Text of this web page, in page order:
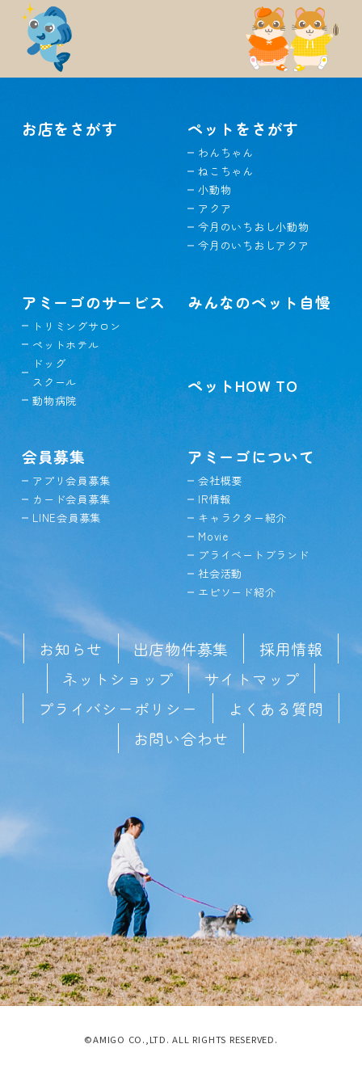
お店をさがす ペットをさがす
わんちゃん
ねこちゃん
小動物
アクア
今月のいちおし小動物
今月のいちおしアクア
アミーゴのサービス
トリミングサロン
ペットホテル
ドッグ
スクール
動物病院
みんなのペット自慢
ペットHOW TO
会員募集
アプリ会員募集
カード会員募集
LINE会員募集
アミーゴについて
会社概要
IR情報
キャラクター紹介
Movie
プライベートブランド
社会活動
エピソード紹介
お知らせ 出店物件募集
採用情報
ネットショップ
サイトマップ
プライバシーポリシー
よくある質問
お問い合わせ
©AMIGO CO.,LTD. ALL RIGHTS RESERVED.